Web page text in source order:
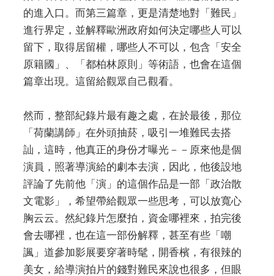
的進入口。而第三篇章，更是清楚地對「難民」
進行界定，並解釋歐洲政府如何決定哪些人可以
留下，取得居留權，哪些人不可以，包含「安全
原籍國」、「都柏林原則」等術語，也會在這個
篇章出現。這留給觀眾自己觀看。
然而，整部紀錄片最有趣之處，在於最後，那位
「荷蘭講師」在外頭抽菸，吸引一堆難民去搭
訕，這時，他真正的身份才曝光－－原來他是個
演員，照著導演給的劇本去演，因此，他後設地
評論了先前他「演」的這個作品是一部「政治散
文電影」，希望帶給觀眾一些思考，可以放寬心
胸云云。然紀錄片怎麼拍，資金哪裡來，拍完後
會去哪裡，也在這一部份解釋，甚至有些「嘲
諷」道參加影展要穿著時髦，開香檳，有很辣的
美女，給導演拍片的錢對難民來說也很多，但眼